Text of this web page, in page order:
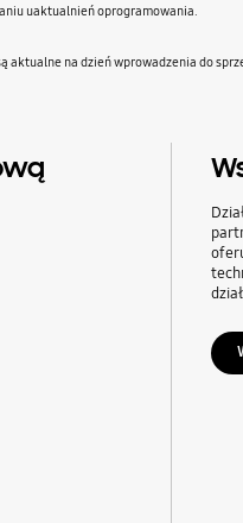
uaktualnień oprogramowania.
na dzień wprowadzenia do